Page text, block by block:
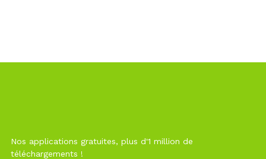
Nos applications gratuites, plus d'1 million de
téléchargements !